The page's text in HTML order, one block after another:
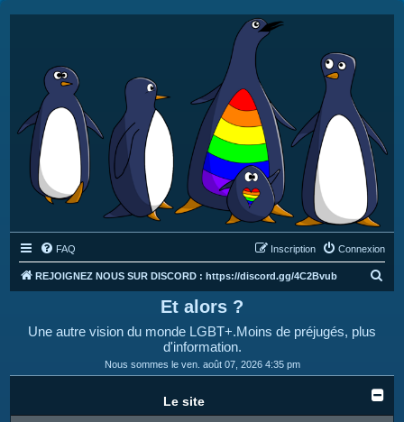
FAQ Connexion
Inscription
REJOIGNEZ NOUS SUR DISCORD : https://discord.gg/4C2Bvub
Et alors ?
Une autre vision du monde LGBT+.Moins de préjugés, plus
d'information.
Nous sommes le ven. août 07, 2026 4:35 pm
Le site